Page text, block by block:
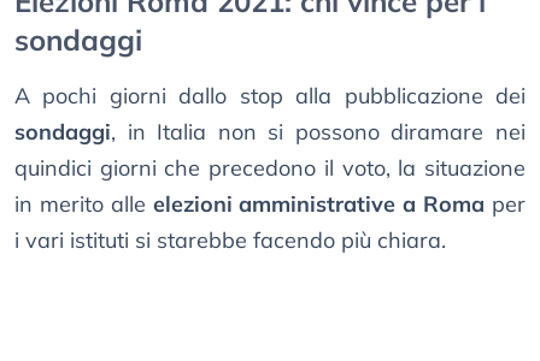
sondaggi
A pochi giorni dallo stop alla pubblicazione dei
sondaggi, in Italia non si possono diramare nei
quindici giorni che precedono il voto, la situazione
in merito alle elezioni amministrative a Roma per
i vari istituti si starebbe facendo più chiara.